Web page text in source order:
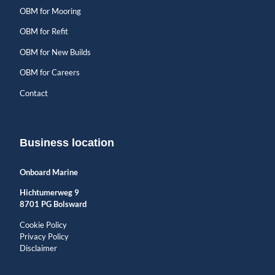
OBM for Mooring
OBM for Refit
OBM for New Builds
OBM for Careers
Contact
Business location
Onboard Marine
Hichtumerweg 9
8701 PG Bolsward
Cookie Policy
Privacy Policy
Disclaimer